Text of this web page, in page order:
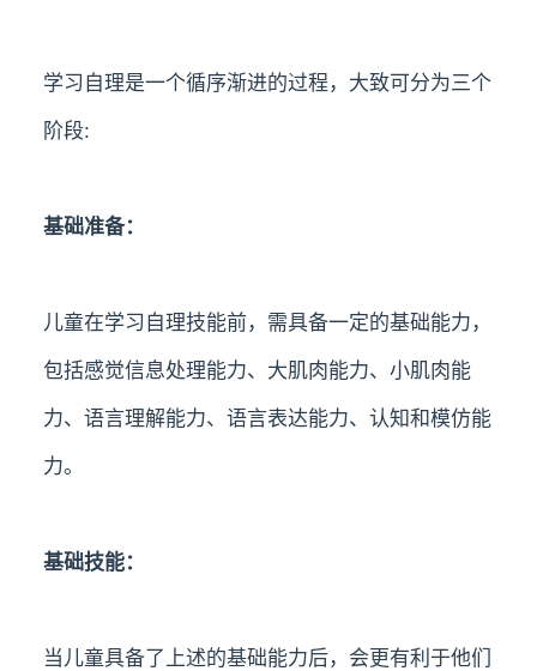
学习自理是一个循序渐进的过程，大致可分为三个
阶段:
基础准备：
儿童在学习自理技能前，需具备一定的基础能力，
包括感觉信息处理能力、大肌肉能力、小肌肉能
力、语言理解能力、语言表达能力、认知和模仿能
力。
基础技能：
当儿童具备了上述的基础能力后，会更有利于他们